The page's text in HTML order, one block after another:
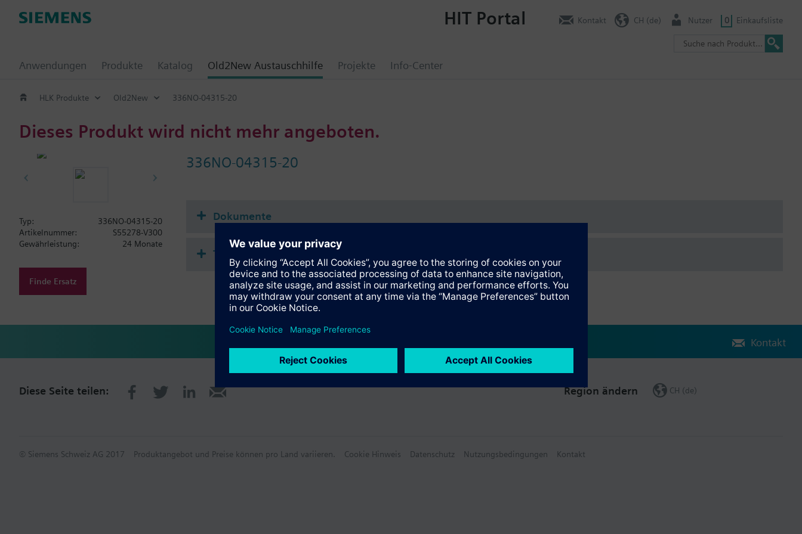
Anwendungen Produkte Katalog Old2New Austauschhilfe Projekte Info-Center
HIT Portal Kontakt CH (de) Nutzer 0 Einkaufsliste
HLK Produkte Old2New 336NO-04315-20
Dieses Produkt wird nicht mehr angeboten.
336NO-04315-20
Typ:
336NO-04315-20
Artikelnummer:
S55278-V300
Gewährleistung:
24 Monate
Finde Ersatz
Dokumente
Technische Daten
Kontakt
Diese Seite teilen: Region ändern CH (de)
© Siemens Schweiz AG 2017 Produktangebot und Preise können pro Land variieren. Cookie Hinweis Datenschutz Nutzungsbedingungen Kontakt